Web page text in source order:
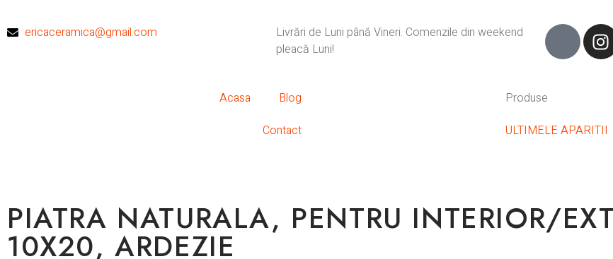
ericaceramica@gmail.com
Livrări de Luni până Vineri. Comenzile din weekend
pleacă Luni!
Acasa
Blog
Contact
Produse
ULTIMELE APARITII
PIATRA NATURALA, PENTRU INTERIOR/
10X20, ARDEZIE